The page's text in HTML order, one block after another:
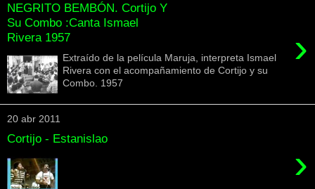
NEGRITO BEMBÓN. Cortijo Y
Su Combo :Canta Ismael
Rivera 1957
›
Extraído de la película Maruja, interpreta Ismael
Rivera con el acompañamiento de Cortijo y su
Combo. 1957
20 abr 2011
Cortijo - Estanislao
›